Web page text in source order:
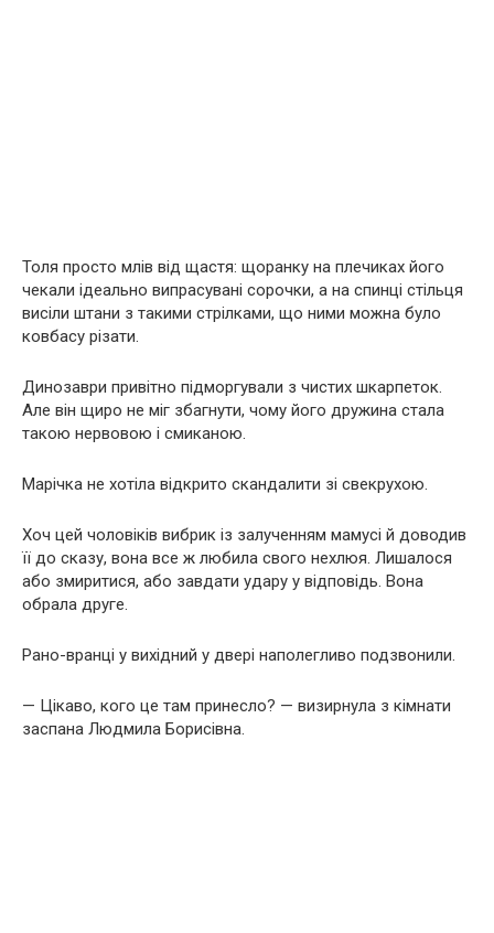
Толя просто млів від щастя: щоранку на плечиках його
чекали ідеально випрасувані сорочки, а на спинці стільця
висіли штани з такими стрілками, що ними можна було
ковбасу різати.
Динозаври привітно підморгували з чистих шкарпеток.
Але він щиро не міг збагнути, чому його дружина стала
такою нервовою і смиканою.
Марічка не хотіла відкрито скандалити зі свекрухою.
Хоч цей чоловіків вибрик із залученням мамусі й доводив
її до сказу, вона все ж любила свого нехлюя. Лишалося
або змиритися, або завдати удару у відповідь. Вона
обрала друге.
Рано-вранці у вихідний у двері наполегливо подзвонили.
— Цікаво, кого це там принесло? — визирнула з кімнати
заспана Людмила Борисівна.